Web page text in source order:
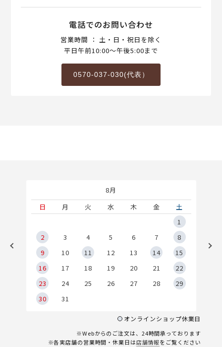
電話でのお問い合わせ
営業時間 ： 土・日・祝日を除く
平日午前10:00～午後5:00まで
0570-037-030(代表）
8月
日
月 火 水 木 金
土
1
2
3 4 5 6 7
8
9
10 11 12 13 14
15
16
17 18 19 20 21
22
23
24 25 26 27 28
29
30
31
オンラインショップ休業日
※Webからのご注文は、24時間承っております
※各実店舗の営業時間・休業日は店舗情報をご覧ください